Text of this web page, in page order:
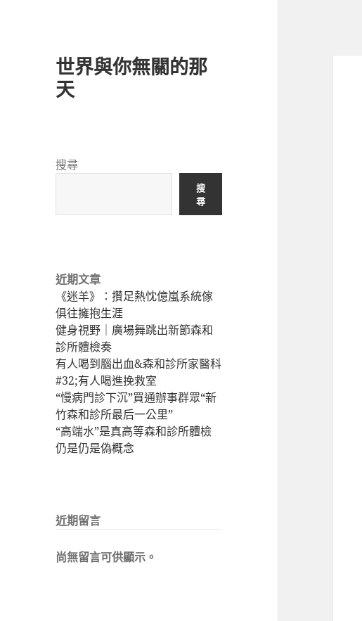
世界與你無關的那
天
搜尋
搜
尋
近期文章
《迷羊》：攢足熱忱億嵐系統傢
俱往擁抱生涯
健身視野｜廣場舞跳出新節森和
診所體檢奏
有人喝到腦出血&森和診所家醫科
#32;有人喝進挽救室
“慢病門診下沉”買通辦事群眾“新
竹森和診所最后一公里”
“高端水”是真高等森和診所體檢
仍是仍是偽概念
近期留言
尚無留言可供顯示。